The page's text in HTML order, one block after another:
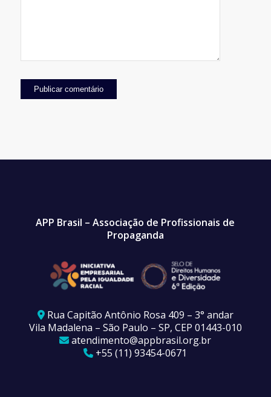
APP Brasil – Associação de Profissionais de
Propaganda
Rua Capitão Antônio Rosa 409 – 3° andar
Vila Madalena – São Paulo – SP, CEP 01443-010
atendimento@appbrasil.org.br
+55 (11) 93454-0671